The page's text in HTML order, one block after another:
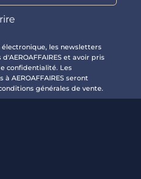
les newsletters
et avoir pris
confidentialité. Les
AEROAFFAIRES seront
générales de vente.